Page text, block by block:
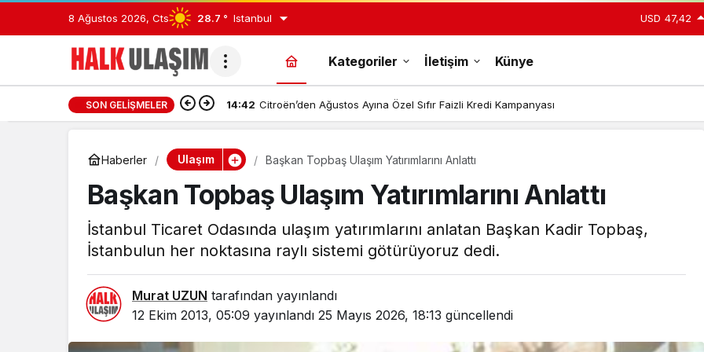
8 Ağustos 2026, Cts 28.7 ° Istanbul USD 47,42
Kategoriler İletişim Künye
Gündüz modunu seçin.
SON GELIŞMELER 14:42 Citroën’den Ağustos Ayına Özel Sıfır Faizli Kredi Kampanyası
Haberler Ulaşım Başkan Topbaş Ulaşım Yatırımlarını Anlattı
Başkan Topbaş Ulaşım Yatırımlarını Anlattı
İstanbul Ticaret Odasında ulaşım yatırımlarını anlatan Başkan Kadir Topbaş,
İstanbulun her noktasına raylı sistemi götürüyoruz dedi.
Murat UZUN tarafından yayınlandı
12 Ekim 2013, 05:09 yayınlandı 25 Mayıs 2026, 18:13 güncellendi